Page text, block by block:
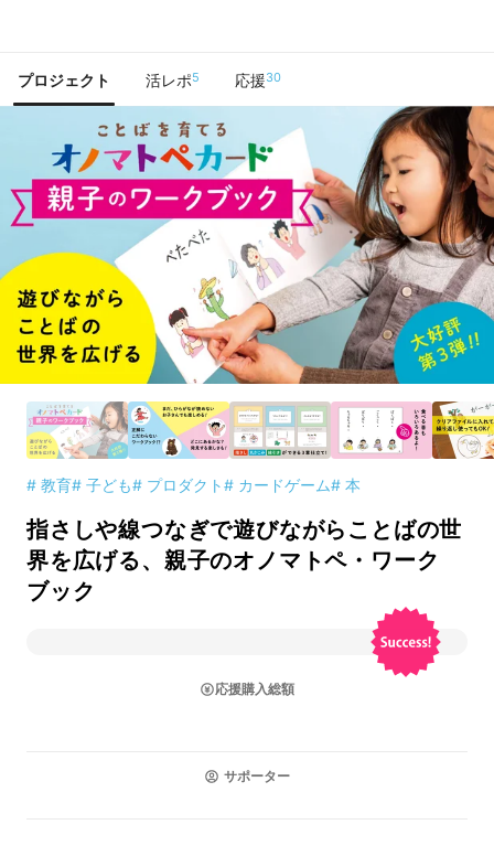
プロジェクト 活レポ5 応援30
# 教育# 子ども# プロダクト# カードゲーム# 本
指さしや線つなぎで遊びながらことばの世
界を広げる、親子のオノマトペ・ワーク
ブック
応援購入総額
サポーター